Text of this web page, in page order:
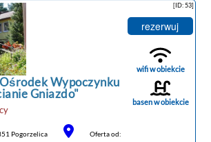
standardzie
każdym pokoju - duża
posesji znajduje się
serwujemy
rybę
z pieca, dania mięsne,
W drugim lokalu
gofry, naleśniki, lody
.
Ośrodek Wypoczynku
Gniazdo"
Pogorzelica
Oferta od:
[ID: 53]
rezerwuj
wifi w obiekcie
basen w obiekcie